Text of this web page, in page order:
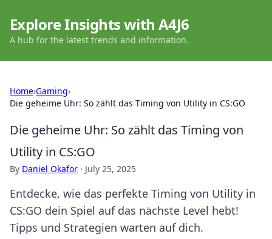
Explore Insights with A4J6
A hub for the latest trends and information.
Home›Gaming›
Die geheime Uhr: So zählt das Timing von Utility in CS:GO
Die geheime Uhr: So zählt das Timing von
Utility in CS:GO
By Daniel Okafor · July 25, 2025
Entdecke, wie das perfekte Timing von Utility in
CS:GO dein Spiel auf das nächste Level hebt!
Tipps und Strategien warten auf dich.